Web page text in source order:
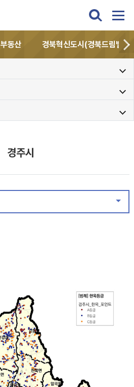
부동산 경북혁신도시(경북드림밸리)
경주시